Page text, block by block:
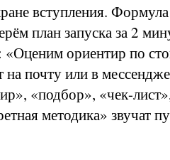
вступления.
план запуска за 2
ориентир по
на почту или в
«подбор», «чек-
методика» звучат